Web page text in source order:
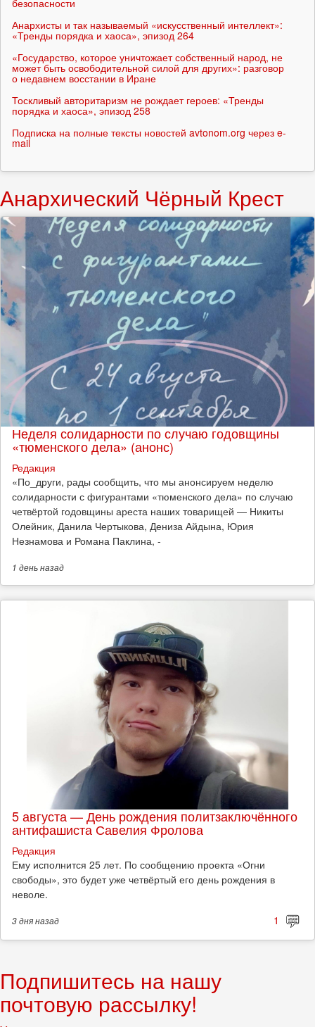
безопасности
Анархисты и так называемый «искусственный интеллект»:
«Тренды порядка и хаоса», эпизод 264
«Государство, которое уничтожает собственный народ, не
может быть освободительной силой для других»: разговор
о недавнем восстании в Иране
Тоскливый авторитаризм не рождает героев: «Тренды
порядка и хаоса», эпизод 258
Подписка на полные тексты новостей avtonom.org через e-
mail
Анархический Чёрный Крест
Неделя солидарности по случаю годовщины
«тюменского дела» (анонс)
Редакция
​«По_други, рады сообщить, что мы анонсируем неделю
солидарности с фигурантами «тюменского дела» по случаю
четвёртой годовщины ареста наших товарищей — Никиты
Олейник, Данила Чертыкова, Дениза Айдына, Юрия
Незнамова и Романа Паклина, -
1 деньназад
5 августа — День рождения политзаключённого
антифашиста Савелия Фролова
Редакция
Ему исполнится 25 лет. По сообщению проекта «Огни
свободы», это будет уже четвёртый его день рождения в
неволе.
3 дняназад 1
Подпишитесь на нашу
почтовую рассылку!